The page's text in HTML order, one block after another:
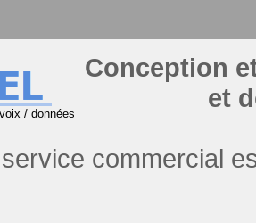
/ données
Conception
et
commercial